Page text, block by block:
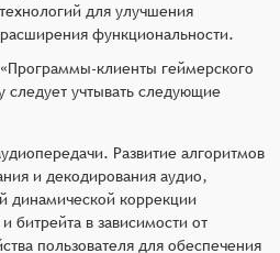
для улучшения
функциональности.
клиенты геймерского
следует учтывать следующие
Развитие алгоритмов
и декодирования аудио,
динамической коррекции
битрейта в зависимости от
пользователя для обеспечения